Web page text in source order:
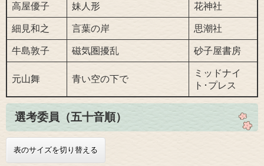
高屋優子 妹人形 花神社
細見和之 言葉の岸 思潮社
牛島敦子 磁気圏擾乱 砂子屋書房
元山舞 青い空の下で
ミッドナイ
ト･プレス
選考委員（五十音順）
表のサイズを切り替える